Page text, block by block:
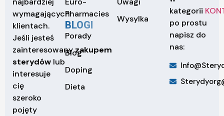
wymagających
klientach.
Jeśli jesteś
zainteresowanyzakupem
sterydów lub
interesuje
cię
szeroko
pojęty
Pharmacies
BLOGI
Porady
Blog
Doping
Dieta
Wysylka
kategorii
po prostu
napisz do
nas: